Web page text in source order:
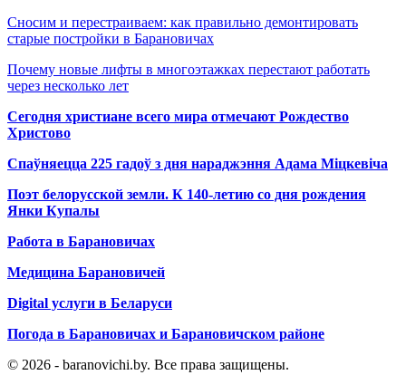
Сносим и перестраиваем: как правильно демонтировать
старые постройки в Барановичах
Почему новые лифты в многоэтажках перестают работать
через несколько лет
Сегодня христиане всего мира отмечают Рождество
Христово
Спаўняецца 225 гадоў з дня нараджэння Адама Міцкевіча
Поэт белорусской земли. К 140-летию со дня рождения
Янки Купалы
Работа в Барановичах
Медицина Барановичей
Digital услуги в Беларуси
Погода в Барановичах и Барановичском районе
© 2026 - baranovichi.by. Все права защищены.